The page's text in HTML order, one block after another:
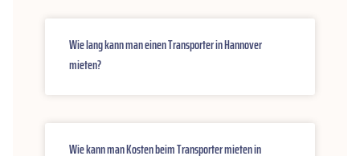
Wie lang kann man einen Transporter in Hannover
mieten?
Wie kann man Kosten beim Transporter mieten in